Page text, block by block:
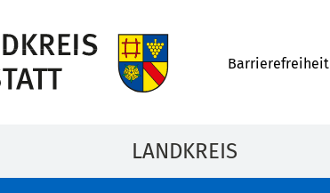
Barrierefreiheit
LANDKREIS